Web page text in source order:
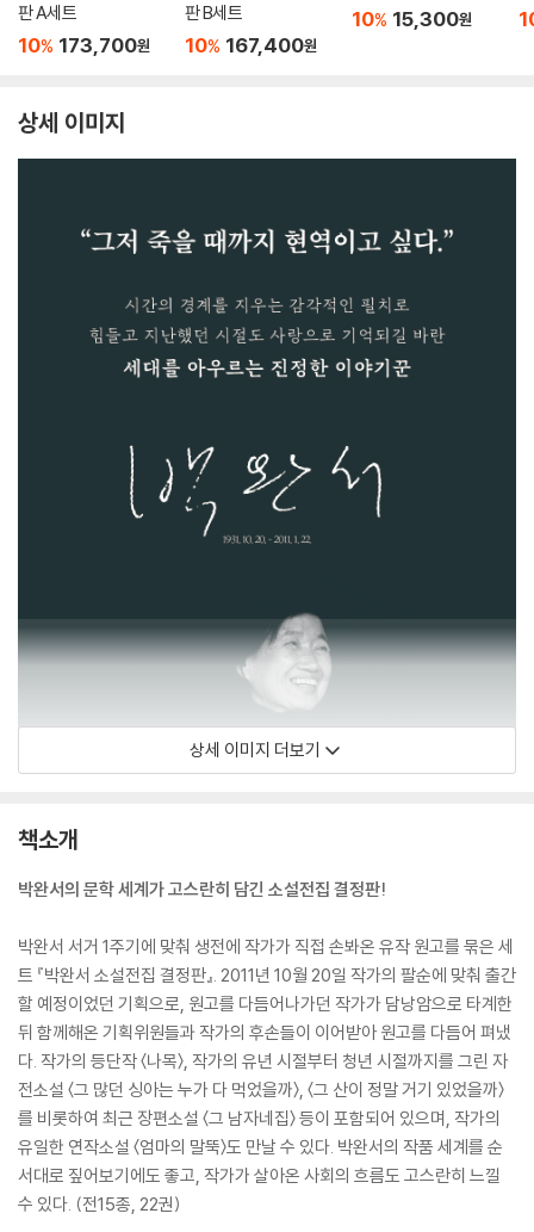
판 A세트
10% 173,700원
판 B세트
10% 167,400원
10% 15,300원
상세 이미지
상세 이미지 더보기
책소개
박완서의 문학 세계가 고스란히 담긴 소설전집 결정판!
박완서 서거 1주기에 맞춰 생전에 작가가 직접 손봐온 유작 원고를 묶은 세
트 『박완서 소설전집 결정판』. 2011년 10월 20일 작가의 팔순에 맞춰 출간
할 예정이었던 기획으로, 원고를 다듬어나가던 작가가 담낭암으로 타계한
뒤 함께해온 기획위원들과 작가의 후손들이 이어받아 원고를 다듬어 펴냈
다. 작가의 등단작 〈나목〉, 작가의 유년 시절부터 청년 시절까지를 그린 자
전소설 〈그 많던 싱아는 누가 다 먹었을까〉, 〈그 산이 정말 거기 있었을까〉
를 비롯하여 최근 장편소설 〈그 남자네집〉 등이 포함되어 있으며, 작가의
유일한 연작소설 〈엄마의 말뚝〉도 만날 수 있다. 박완서의 작품 세계를 순
서대로 짚어보기에도 좋고, 작가가 살아온 사회의 흐름도 고스란히 느낄
수 있다. (전15종, 22권)